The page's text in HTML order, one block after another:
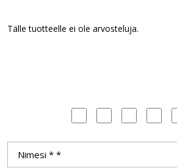
Tälle tuotteelle ei ole arvosteluja.